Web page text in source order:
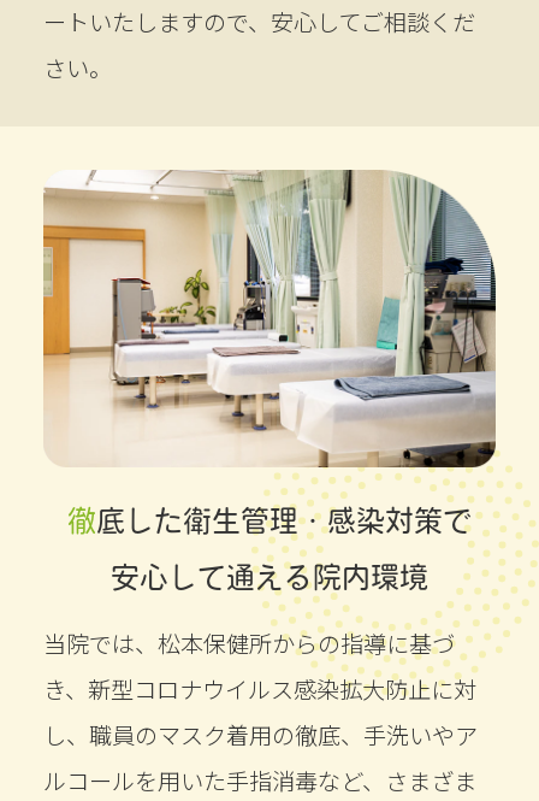
ートいたしますので、安心してご相談くだ
さい。
徹底した衛生管理・感染対策で
安心して通える院内環境
当院では、松本保健所からの指導に基づ
き、新型コロナウイルス感染拡大防止に対
し、職員のマスク着用の徹底、手洗いやア
ルコールを用いた手指消毒など、さまざま